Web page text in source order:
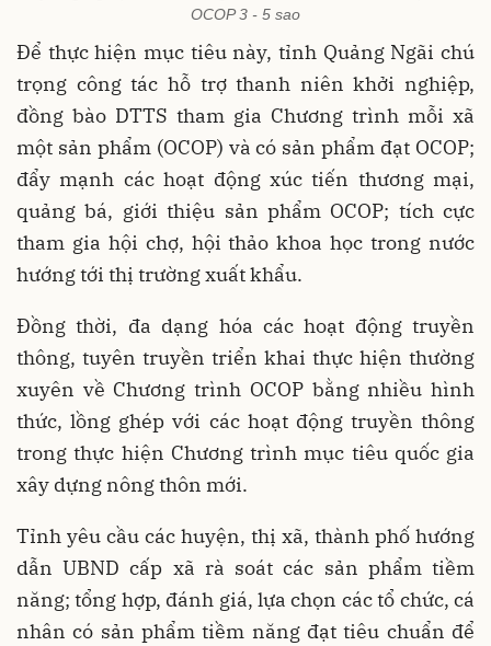
OCOP 3 - 5 sao
Để thực hiện mục tiêu này, tỉnh Quảng Ngãi chú
trọng công tác hỗ trợ thanh niên khởi nghiệp,
đồng bào DTTS tham gia Chương trình mỗi xã
một sản phẩm (OCOP) và có sản phẩm đạt OCOP;
đẩy mạnh các hoạt động xúc tiến thương mại,
quảng bá, giới thiệu sản phẩm OCOP; tích cực
tham gia hội chợ, hội thảo khoa học trong nước
hướng tới thị trường xuất khẩu.
Đồng thời, đa dạng hóa các hoạt động truyền
thông, tuyên truyền triển khai thực hiện thường
xuyên về Chương trình OCOP bằng nhiều hình
thức, lồng ghép với các hoạt động truyền thông
trong thực hiện Chương trình mục tiêu quốc gia
xây dựng nông thôn mới.
Tỉnh yêu cầu các huyện, thị xã, thành phố hướng
dẫn UBND cấp xã rà soát các sản phẩm tiềm
năng; tổng hợp, đánh giá, lựa chọn các tổ chức, cá
nhân có sản phẩm tiềm năng đạt tiêu chuẩn để